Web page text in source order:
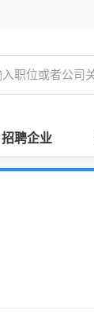
招聘企业